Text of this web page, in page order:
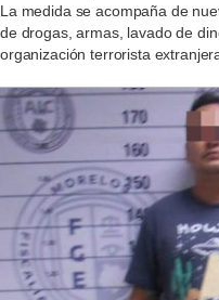
La medida se acompaña de
de drogas, armas, lavado de
organización terrorista